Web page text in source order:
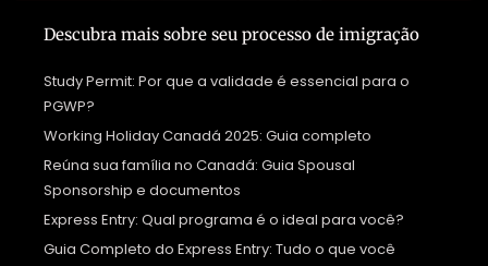
Descubra mais sobre seu processo de imigração
Study Permit: Por que a validade é essencial para o
PGWP?
Working Holiday Canadá 2025: Guia completo
Reúna sua família no Canadá: Guia Spousal
Sponsorship e documentos
Express Entry: Qual programa é o ideal para você?
Guia Completo do Express Entry: Tudo o que você